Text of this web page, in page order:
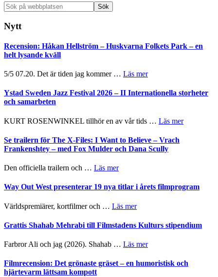
Sök
på
webbplatsen
Nytt
Recension: Håkan Hellström – Huskvarna Folkets Park – en
helt lysande kväll
5/5 07.20. Det är tiden jag kommer … Läs merom
Håkan
Huskvarna
Folkets
–
en
Ystad Sweden Jazz Festival 2026 – II Internationella storheter
och samarbeten
KURT ROSENWINKEL tillhör en av vår tids … Läs merom
Se trailern för The X-Files: I Want to Believe – Vrach
Frankenshtey – med Fox Mulder och Dana Scully
Den officiella trailern och … Läs merom
trailern
The
X-
I
to
–
Way Out West presenterar 19 nya titlar i årets filmprogram
Världspremiärer, kortfilmer och … Läs merom
Out
19
titlar
Grattis Shahab Mehrabi till Filmstadens Kulturs stipendium
Farbror Ali och jag (2026). Shahab … Läs merom
Shahab
Filmrecension: Det grönaste gräset – en humoristisk och
hjärtevarm lättsam kompott